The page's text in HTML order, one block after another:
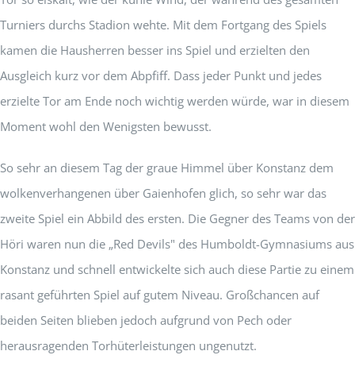
Turniers durchs Stadion wehte. Mit dem Fortgang des Spiels
kamen die Hausherren besser ins Spiel und erzielten den
Ausgleich kurz vor dem Abpfiff. Dass jeder Punkt und jedes
erzielte Tor am Ende noch wichtig werden würde, war in diesem
Moment wohl den Wenigsten bewusst.
So sehr an diesem Tag der graue Himmel über Konstanz dem
wolkenverhangenen über Gaienhofen glich, so sehr war das
zweite Spiel ein Abbild des ersten. Die Gegner des Teams von der
Höri waren nun die „Red Devils" des Humboldt-Gymnasiums aus
Konstanz und schnell entwickelte sich auch diese Partie zu einem
rasant geführten Spiel auf gutem Niveau. Großchancen auf
beiden Seiten blieben jedoch aufgrund von Pech oder
herausragenden Torhüterleistungen ungenutzt.